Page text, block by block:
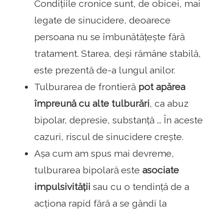
Condițiile cronice sunt, de obicei, mai
legate de sinucidere, deoarece
persoana nu se îmbunătățește fără
tratament. Starea, deși rămâne stabilă,
este prezentă de-a lungul anilor.
Tulburarea de frontieră pot apărea
împreună cu alte tulburări, ca abuz
bipolar, depresie, substanță ... În aceste
cazuri, riscul de sinucidere crește.
Așa cum am spus mai devreme,
tulburarea bipolară este asociate
impulsivității sau cu o tendință de a
acționa rapid fără a se gândi la